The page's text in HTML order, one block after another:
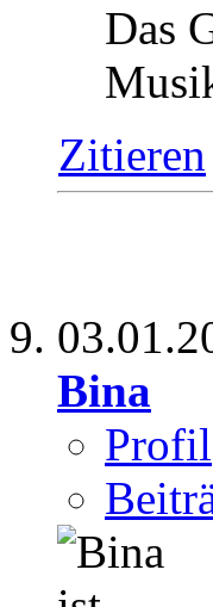
Das
Zitieren
Bina
Profil